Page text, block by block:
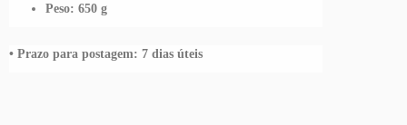
Peso: 650 g
• Prazo para postagem: 7 dias úteis